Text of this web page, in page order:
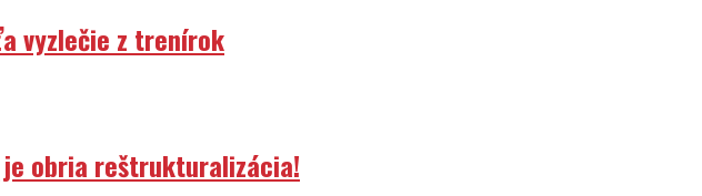
vyzlečie z trenírok
je obria reštrukturalizácia!